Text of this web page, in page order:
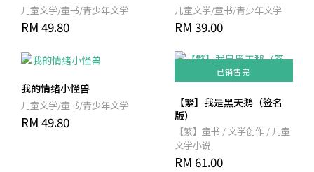
儿童文学/童书/青少年文学
RM 49.80
儿童文学/童书/青少年文学
RM 39.00
我的情绪小怪兽
儿童文学/童书/青少年文学
RM 49.80
已销售完
【繁】我是黑天鹅（签名
版）
【繁】童书 / 文学创作 / 儿童
文学小说
RM 61.00